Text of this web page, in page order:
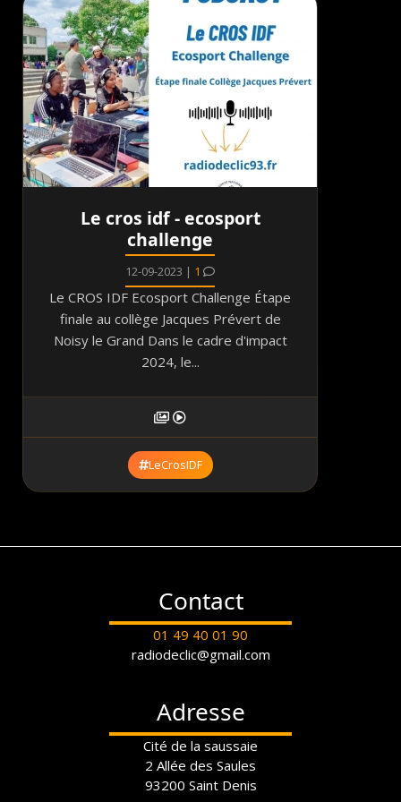
Le cros idf - ecosport
challenge
12-09-2023 | 1
Le CROS IDF Ecosport Challenge Étape
finale au collège Jacques Prévert de
Noisy le Grand Dans le cadre d'impact
2024, le...
LeCrosIDF
Contact
01 49 40 01 90
radiodeclic@gmail.com
Adresse
Cité de la saussaie
2 Allée des Saules
93200 Saint Denis